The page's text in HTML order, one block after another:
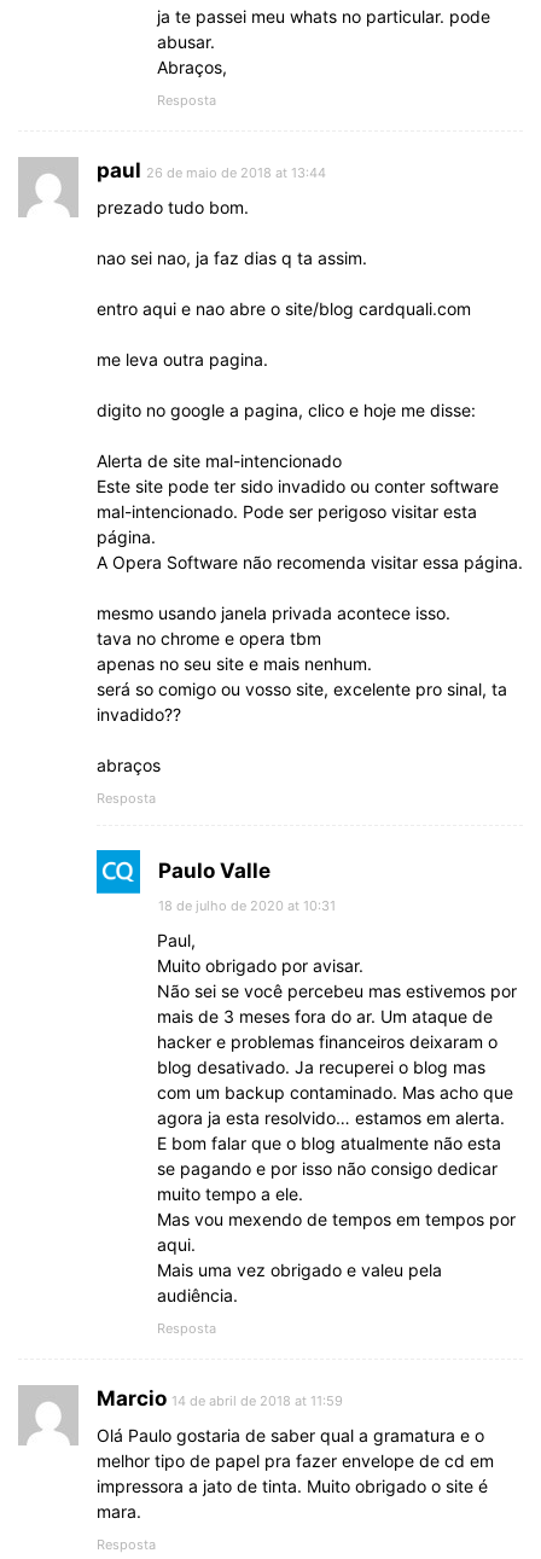
ja te passei meu whats no particular. pode
abusar.
Abraços,
Resposta
paul 26 de maio de 2018 at 13:44
prezado tudo bom.
nao sei nao, ja faz dias q ta assim.
entro aqui e nao abre o site/blog cardquali.com
me leva outra pagina.
digito no google a pagina, clico e hoje me disse:
Alerta de site mal-intencionado
Este site pode ter sido invadido ou conter software
mal-intencionado. Pode ser perigoso visitar esta
página.
A Opera Software não recomenda visitar essa página.
mesmo usando janela privada acontece isso.
tava no chrome e opera tbm
apenas no seu site e mais nenhum.
será so comigo ou vosso site, excelente pro sinal, ta
invadido??
abraços
Resposta
Paulo Valle
18 de julho de 2020 at 10:31
Paul,
Muito obrigado por avisar.
Não sei se você percebeu mas estivemos por
mais de 3 meses fora do ar. Um ataque de
hacker e problemas financeiros deixaram o
blog desativado. Ja recuperei o blog mas
com um backup contaminado. Mas acho que
agora ja esta resolvido… estamos em alerta.
E bom falar que o blog atualmente não esta
se pagando e por isso não consigo dedicar
muito tempo a ele.
Mas vou mexendo de tempos em tempos por
aqui.
Mais uma vez obrigado e valeu pela
audiência.
Resposta
Marcio 14 de abril de 2018 at 11:59
Olá Paulo gostaria de saber qual a gramatura e o
melhor tipo de papel pra fazer envelope de cd em
impressora a jato de tinta. Muito obrigado o site é
mara.
Resposta